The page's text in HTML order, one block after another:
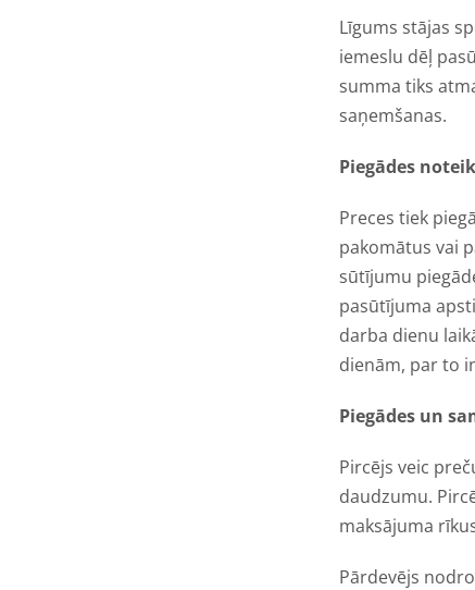
Līgums stājas
iemeslu dēļ
summa tiks
saņemšanas.
Piegādes
Preces tiek
pakomātus vai
sūtījumu
pasūtījuma
darba dienu
dienām, par to
Piegādes un
Pircējs veic
daudzumu.
maksājuma
Pārdevējs